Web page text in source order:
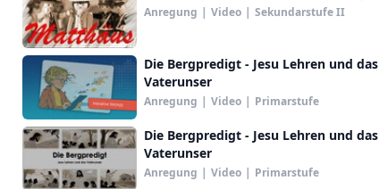
Anregung | Video | Sekundarstufe II
Die Bergpredigt - Jesu Lehren und das
Vaterunser
Anregung | Video | Primarstufe
Die Bergpredigt - Jesu Lehren und das
Vaterunser
Anregung | Video | Primarstufe